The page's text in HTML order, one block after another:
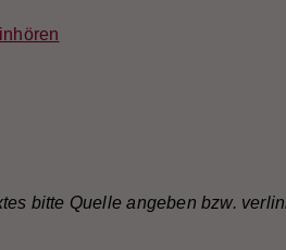
bitte Quelle angeben bzw.